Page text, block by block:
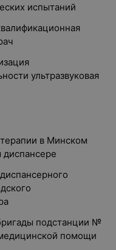
испытаний
ультразвуковая
в Минском
диспансере
подстанции №
помощи